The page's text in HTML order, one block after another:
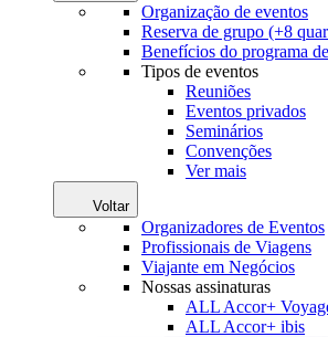
Organização de eventos
Reserva de grupo (+8
Benefícios do programa
Tipos de eventos
Reuniões
Eventos privados
Seminários
Convenções
Ver mais
Voltar
Organizadores de Eventos
Profissionais de Viagens
Viajante em Negócios
Nossas assinaturas
ALL Accor+
ALL Accor+ ibis